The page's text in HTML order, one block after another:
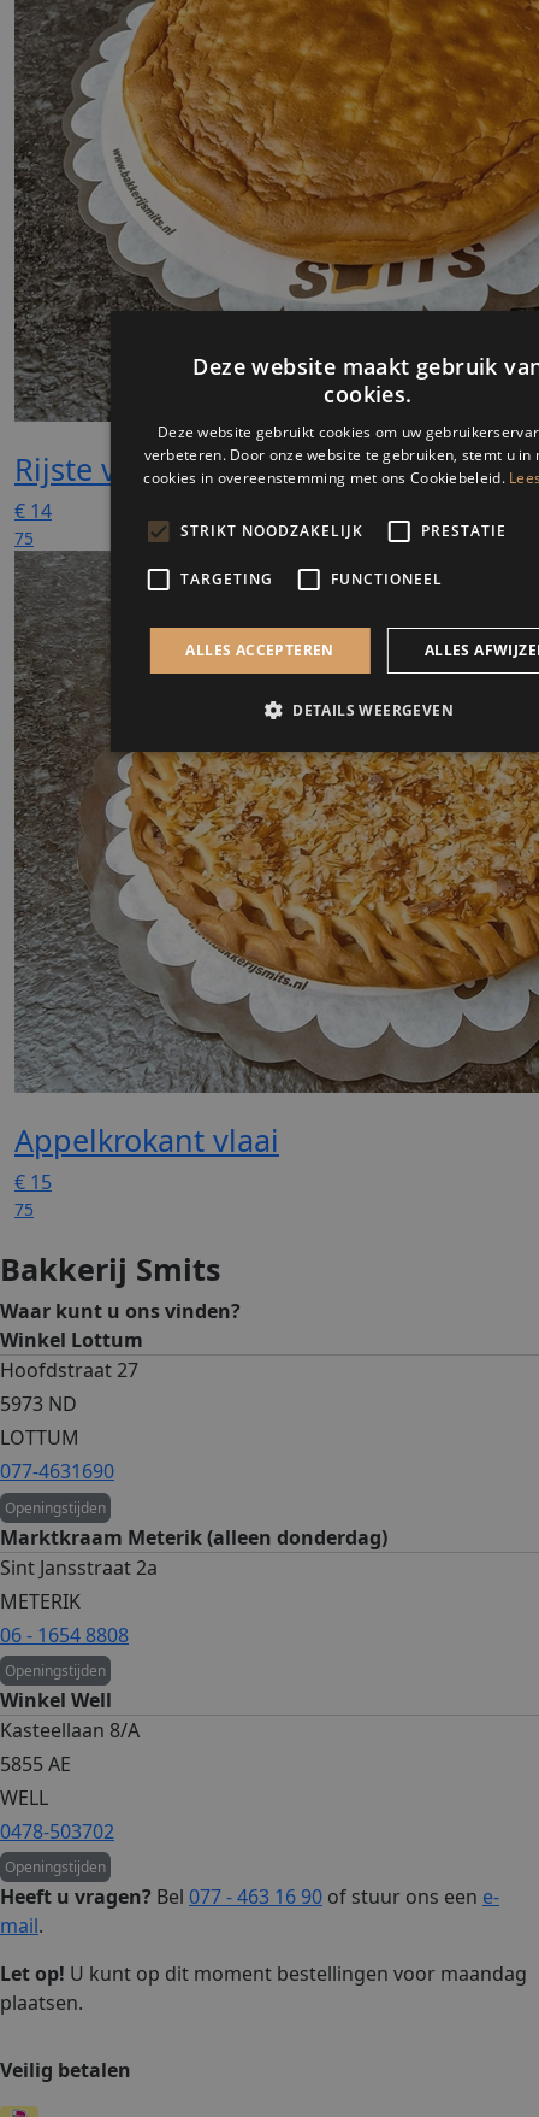
Rijste vlaai
€ 14
75
Appelkrokant vlaai
€ 15
75
Bakkerij Smits
Waar kunt u ons vinden?
Winkel Lottum
Hoofdstraat 27
5973 ND
LOTTUM
077-4631690
Openingstijden
Marktkraam Meterik (alleen donderdag)
Sint Jansstraat 2a
METERIK
06 - 1654 8808
Openingstijden
Winkel Well
Kasteellaan 8/A
5855 AE
WELL
0478-503702
Openingstijden
Heeft u vragen? Bel 077 - 463 16 90 of stuur ons een e-
mail.
Let op! U kunt op dit moment bestellingen voor maandag
plaatsen.
Veilig betalen